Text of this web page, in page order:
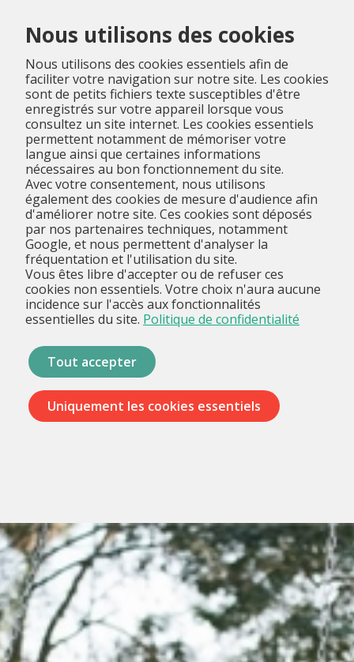
Nous utilisons des cookies
Nous utilisons des cookies essentiels afin de
faciliter votre navigation sur notre site. Les cookies
sont de petits fichiers texte susceptibles d'être
enregistrés sur votre appareil lorsque vous
consultez un site internet. Les cookies essentiels
permettent notamment de mémoriser votre
langue ainsi que certaines informations
nécessaires au bon fonctionnement du site.
Avec votre consentement, nous utilisons
également des cookies de mesure d'audience afin
d'améliorer notre site. Ces cookies sont déposés
par nos partenaires techniques, notamment
Google, et nous permettent d'analyser la
fréquentation et l'utilisation du site.
Vous êtes libre d'accepter ou de refuser ces
cookies non essentiels. Votre choix n'aura aucune
incidence sur l'accès aux fonctionnalités
essentielles du site. Politique de confidentialité
Tout accepter
Uniquement les cookies essentiels
Menu